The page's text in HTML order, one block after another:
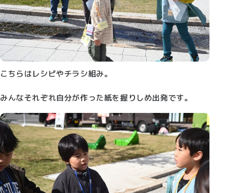
こちらはレシピやチラシ組み。
みんなそれぞれ自分が作った紙を握りしめ出発です。